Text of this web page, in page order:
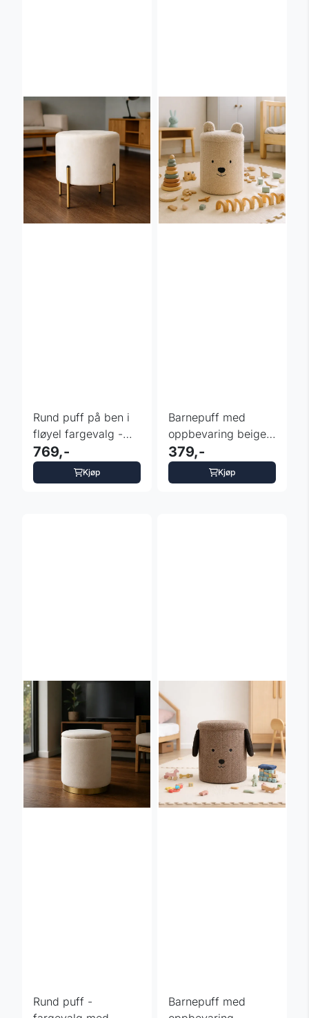
Rund puff på ben i
fløyel fargevalg -
35x40 cm
769,-
Kjøp
Barnepuff med
oppbevaring beige
«Bamse» -
28x28x34 cm
379,-
Kjøp
Rund puff -
Barnepuff med